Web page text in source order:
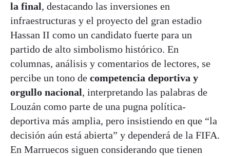
la final, destacando las inversiones en
infraestructuras y el proyecto del gran estadio
Hassan II como un candidato fuerte para un
partido de alto simbolismo histórico. En
columnas, análisis y comentarios de lectores, se
percibe un tono de competencia deportiva y
orgullo nacional, interpretando las palabras de
Louzán como parte de una pugna política-
deportiva más amplia, pero insistiendo en que “la
decisión aún está abierta” y dependerá de la FIFA.
En Marruecos siguen considerando que tienen